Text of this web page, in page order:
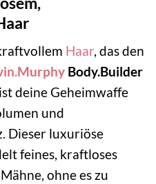
Haar, das den
Body.Builder
ist deine Geheimwaffe
und
Dieser luxuriöse
feines, kraftloses
ohne es zu